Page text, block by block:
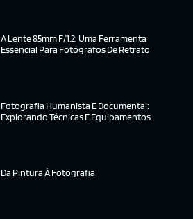
A Lente 85mm F/1.2: Uma Ferramenta
Essencial Para Fotógrafos De Retrato
Fotografia Humanista E Documental:
Explorando Técnicas E Equipamentos
Da Pintura À Fotografia